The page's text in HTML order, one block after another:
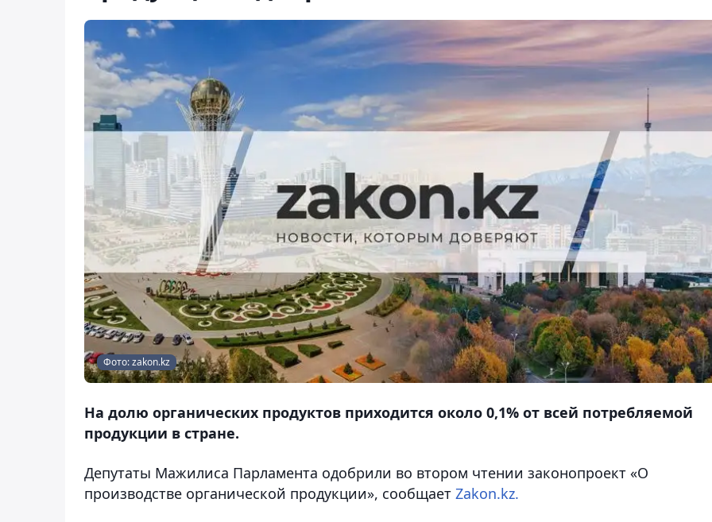
Фото: zakon.kz
На долю органических продуктов приходится около 0,1% от всей потребляемой
продукции в стране.
Депутаты Мажилиса Парламента одобрили во втором чтении законопроект «О
производстве органической продукции», сообщает Zakon.kz.